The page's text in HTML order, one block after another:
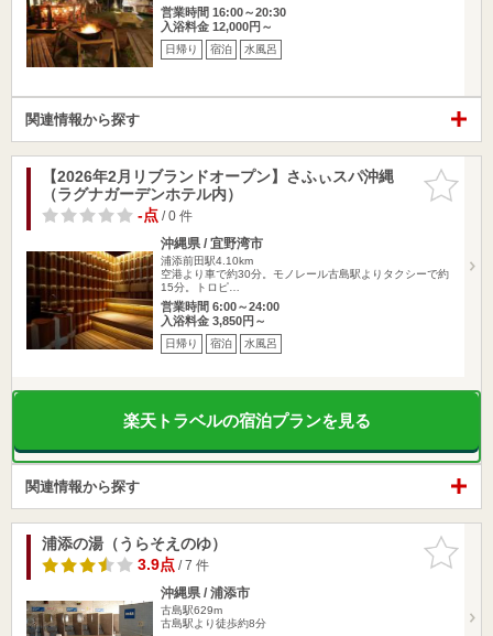
営業時間 16:00～20:30
入浴料金 12,000円～
日帰り 宿泊 水風呂
関連情報から探す
お気に入
りに追加
【2026年2月リブランドオープン】さふぃスパ沖縄
（ラグナガーデンホテル内）
-点/ 0 件
沖縄県 / 宜野湾市
浦添前田駅4.10km
空港より車で約30分。モノレール古島駅よりタクシーで約
15分。トロピ…
営業時間 6:00～24:00
入浴料金 3,850円～
日帰り 宿泊 水風呂
楽天トラベルの宿泊プランを見る
関連情報から探す
お気に入
りに追加
浦添の湯（うらそえのゆ）
3.9点/ 7 件
沖縄県 / 浦添市
古島駅629m
古島駅より徒歩約8分